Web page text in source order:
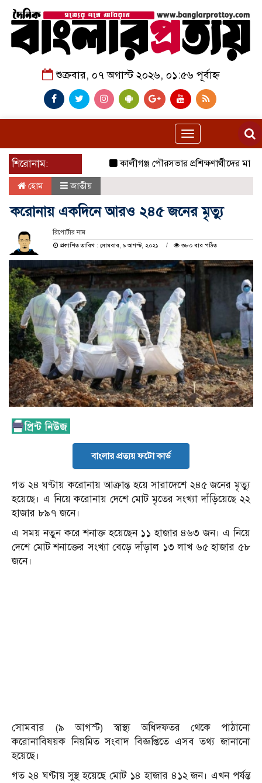
শুক্রবার, ০৭ অগাস্ট ২০২৬, ০১:৫৬ পূর্বাহ্ন
Toggle
navigation
শিরোনাম:
কালীগঞ্জ পৌরসভার প্রশিক্ষণার্থীদের মাঝে
হোম জাতীয়
করোনায় একদিনে আরও ২৪৫ জনের মৃত্যু
রিপোর্টার নাম
প্রকাশিত তারিখ : সোমবার, ৯ আগস্ট, ২০২১
৩৮০ বার পঠিত
বাংলার প্রত্যয় ফটো কার্ড
গত ২৪ ঘণ্টায় করোনায় আক্রান্ত হয়ে সারাদেশে ২৪৫ জনের মৃত্যু
হয়েছে। এ নিয়ে করোনায় দেশে মোট মৃতের সংখ্যা দাঁড়িয়েছে ২২
হাজার ৮৯৭ জনে।
এ সময় নতুন করে শনাক্ত হয়েছেন ১১ হাজার ৪৬৩ জন। এ নিয়ে
দেশে মোট শনাক্তের সংখ্যা বেড়ে দাঁড়াল ১৩ লাখ ৬৫ হাজার ৫৮
জনে।
সোমবার (৯ আগস্ট) স্বাস্থ্য অধিদফতর থেকে পাঠানো
করোনাবিষয়ক নিয়মিত সংবাদ বিজ্ঞপ্তিতে এসব তথ্য জানানো
হয়েছে।
গত ২৪ ঘণ্টায় সুস্থ হয়েছে মোট ১৪ হাজার ৪১২ জন। এখন পর্যন্ত